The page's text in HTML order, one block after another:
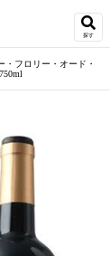
探す
・フロリー・オード・